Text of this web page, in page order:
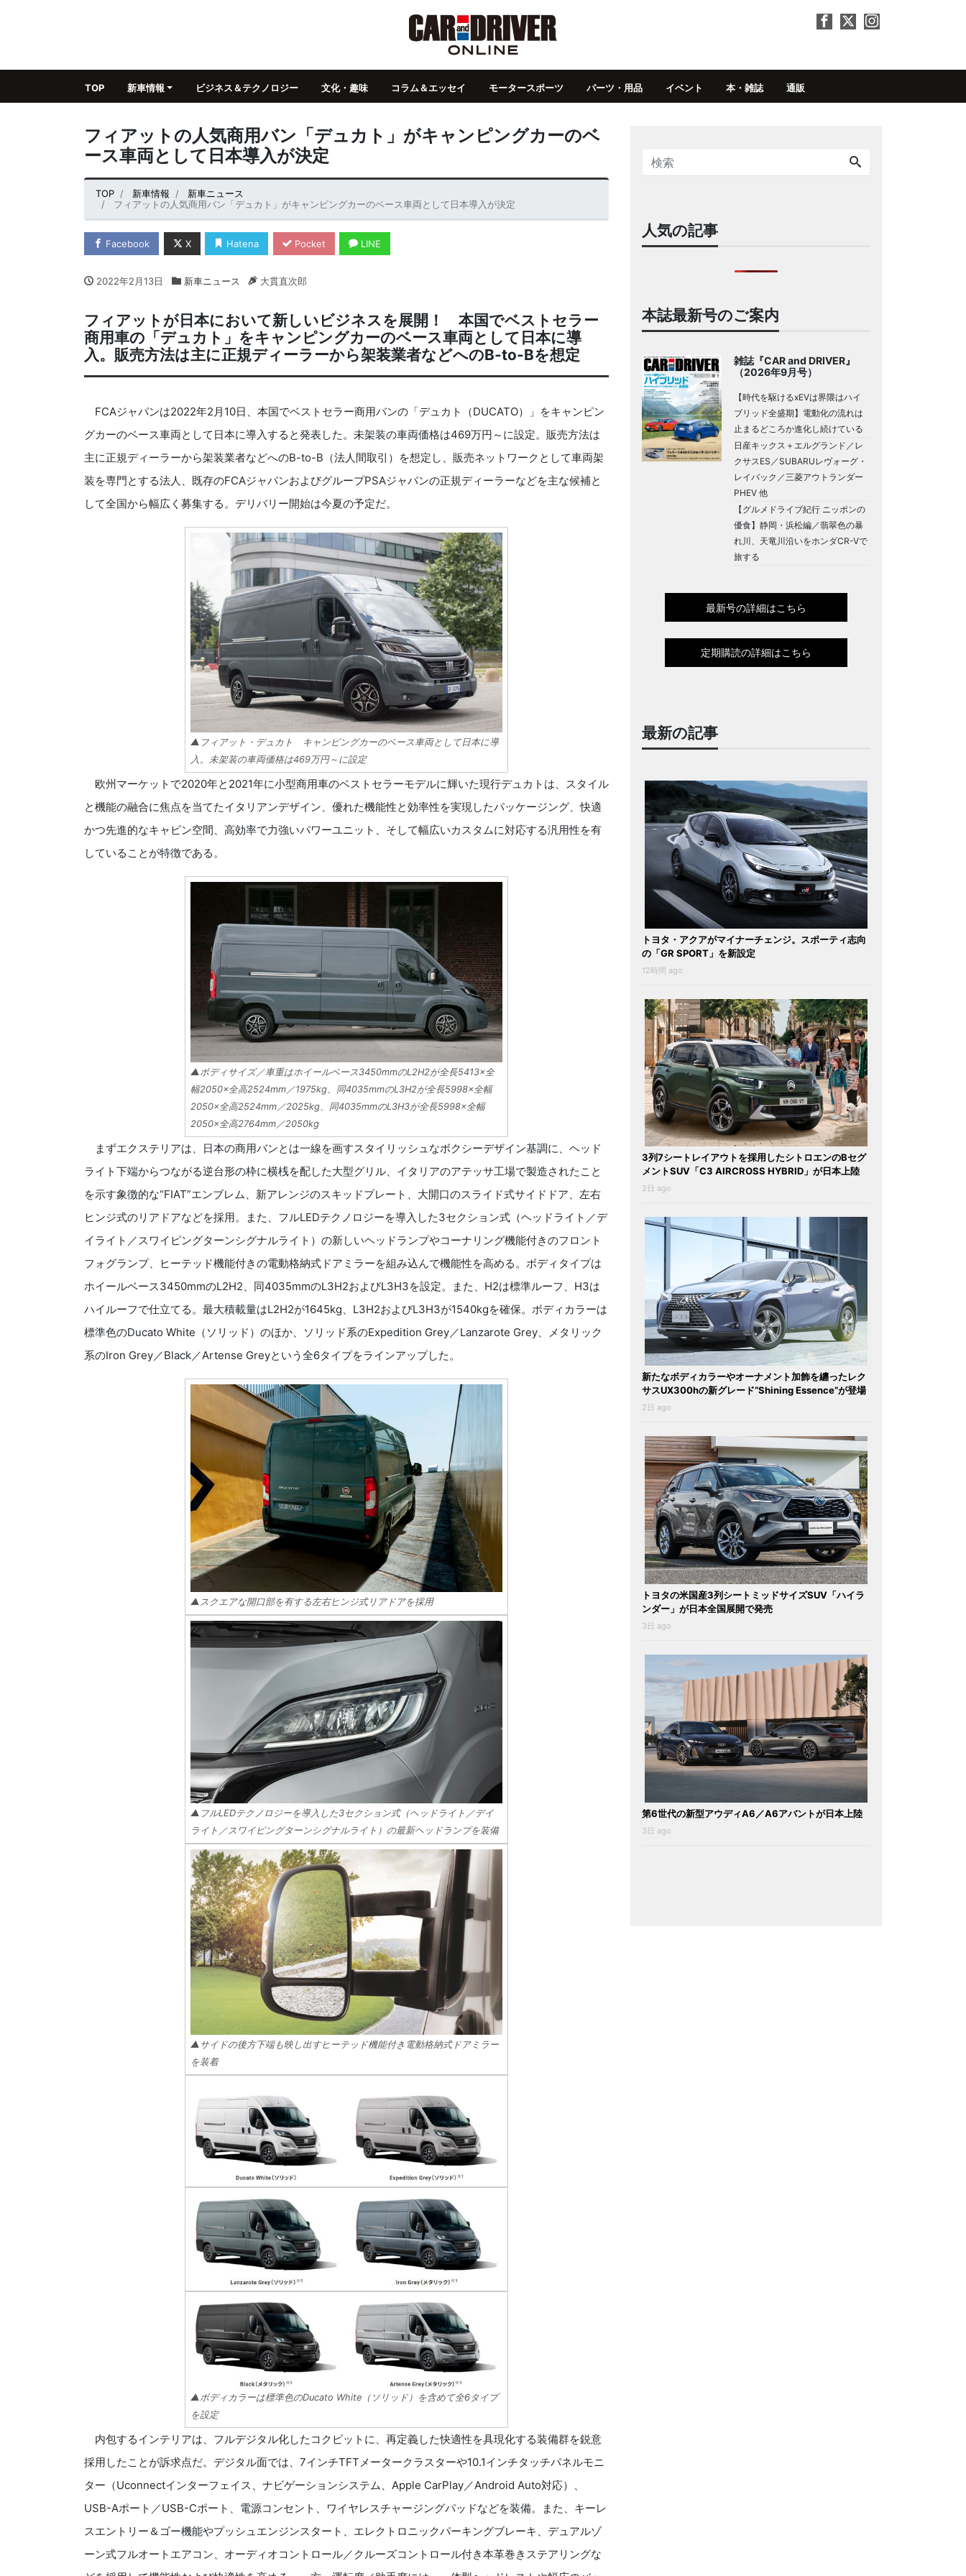
TOP 新車情報 ビジネス＆テクノロジー 文化・趣味 コラム＆エッセイ モータースポーツ パーツ・用品 イベント 本・雑誌 通販
フィアットの人気商用バン「デュカト」がキャンピングカーのベ
ース車両として日本導入が決定
TOP 新車情報
新車ニュース
フィアットの人気商用バン「デュカト」がキャンピングカーのベース車両として日本導入が決定
Facebook X Hatena Pocket LINE
2022年2月13日 新車ニュース 大貫直次郎
フィアットが日本において新しいビジネスを展開！ 本国でベストセラー
商用車の「デュカト」をキャンピングカーのベース車両として日本に導
入。販売方法は主に正規ディーラーから架装業者などへのB-to-Bを想定
FCAジャパンは2022年2月10日、本国でベストセラー商用バンの「デュカト（DUCATO）」をキャンピン
グカーのベース車両として日本に導入すると発表した。未架装の車両価格は469万円～に設定。販売方法は
主に正規ディーラーから架装業者などへのB-to-B（法人間取引）を想定し、販売ネットワークとして車両架
装を専門とする法人、既存のFCAジャパンおよびグループPSAジャパンの正規ディーラーなどを主な候補と
して全国から幅広く募集する。デリバリー開始は今夏の予定だ。
▲フィアット・デュカト キャンピングカーのベース車両として日本に導
入。未架装の車両価格は469万円～に設定
欧州マーケットで2020年と2021年に小型商用車のベストセラーモデルに輝いた現行デュカトは、スタイル
と機能の融合に焦点を当てたイタリアンデザイン、優れた機能性と効率性を実現したパッケージング、快適
かつ先進的なキャビン空間、高効率で力強いパワーユニット、そして幅広いカスタムに対応する汎用性を有
していることが特徴である。
▲ボディサイズ／車重はホイールベース3450mmのL2H2が全長5413×全
幅2050×全高2524mm／1975kg、同4035mmのL3H2が全長5998×全幅
2050×全高2524mm／2025kg、同4035mmのL3H3が全長5998×全幅
2050×全高2764mm／2050kg
まずエクステリアは、日本の商用バンとは一線を画すスタイリッシュなボクシーデザイン基調に、ヘッド
ライト下端からつながる逆台形の枠に横桟を配した大型グリル、イタリアのアテッサ工場で製造されたこと
を示す象徴的な“FIAT”エンブレム、新アレンジのスキッドプレート、大開口のスライド式サイドドア、左右
ヒンジ式のリアドアなどを採用。また、フルLEDテクノロジーを導入した3セクション式（ヘッドライト／デ
イライト／スワイピングターンシグナルライト）の新しいヘッドランプやコーナリング機能付きのフロント
フォグランプ、ヒーテッド機能付きの電動格納式ドアミラーを組み込んで機能性を高める。ボディタイプは
ホイールベース3450mmのL2H2、同4035mmのL3H2およびL3H3を設定。また、H2は標準ルーフ、H3は
ハイルーフで仕立てる。最大積載量はL2H2が1645kg、L3H2およびL3H3が1540kgを確保。ボディカラーは
標準色のDucato White（ソリッド）のほか、ソリッド系のExpedition Grey／Lanzarote Grey、メタリック
系のIron Grey／Black／Artense Greyという全6タイプをラインアップした。
▲スクエアな開口部を有する左右ヒンジ式リアドアを採用
▲フルLEDテクノロジーを導入した3セクション式（ヘッドライト／デイ
ライト／スワイピングターンシグナルライト）の最新ヘッドランプを装備
▲サイドの後方下端も映し出すヒーテッド機能付き電動格納式ドアミラー
を装着
▲ボディカラーは標準色のDucato White（ソリッド）を含めて全6タイプ
を設定
内包するインテリアは、フルデジタル化したコクピットに、再定義した快適性を具現化する装備群を鋭意
採用したことが訴求点だ。デジタル面では、7インチTFTメータークラスターや10.1インチタッチパネルモニ
ター（Uconnectインターフェイス、ナビゲーションシステム、Apple CarPlay／Android Auto対応）、
USB-Aポート／USB-Cポート、電源コンセント、ワイヤレスチャージングパッドなどを装備。また、キーレ
スエントリー＆ゴー機能やプッシュエンジンスタート、エレクトロニックパーキングブレーキ、デュアルゾ
ーン式フルオートエアコン、オーディオコントロール／クルーズコントロール付き本革巻きステアリングな
人気の記事
本誌最新号のご案内
雑誌『CAR and DRIVER』
（2026年9月号）
【時代を駆けるxEVは界隈はハイ
ブリッド全盛期】電動化の流れは
止まるどころか進化し続けている
日産キックス＋エルグランド／レ
クサスES／SUBARUレヴォーグ・
レイバック／三菱アウトランダー
PHEV 他
【グルメドライブ紀行 ニッポンの
優食】静岡・浜松編／翡翠色の暴
れ川、天竜川沿いをホンダCR-Vで
旅する
最新号の詳細はこちら
定期購読の詳細はこちら
最新の記事
トヨタ・アクアがマイナーチェンジ。スポーティ志向
の「GR SPORT」を新設定
12時間 ago
3列7シートレイアウトを採用したシトロエンのBセグ
メントSUV「C3 AIRCROSS HYBRID」が日本上陸
2日 ago
新たなボディカラーやオーナメント加飾を纏ったレク
サスUX300hの新グレード“Shining Essence”が登場
2日 ago
トヨタの米国産3列シートミッドサイズSUV「ハイラ
ンダー」が日本全国展開で発売
3日 ago
第6世代の新型アウディA6／A6アバントが日本上陸
3日 ago